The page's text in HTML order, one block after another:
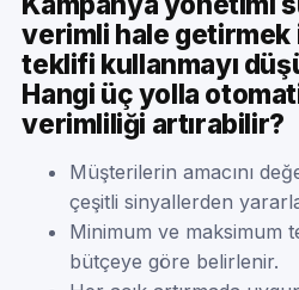
verimli hale
teklifi kullanmayı
Hangi üç yolla
verimliliği artırabilir?
Müşterilerin amacını
çeşitli sinyallerden
Minimum ve maksimum
bütçeye göre belirlenir.